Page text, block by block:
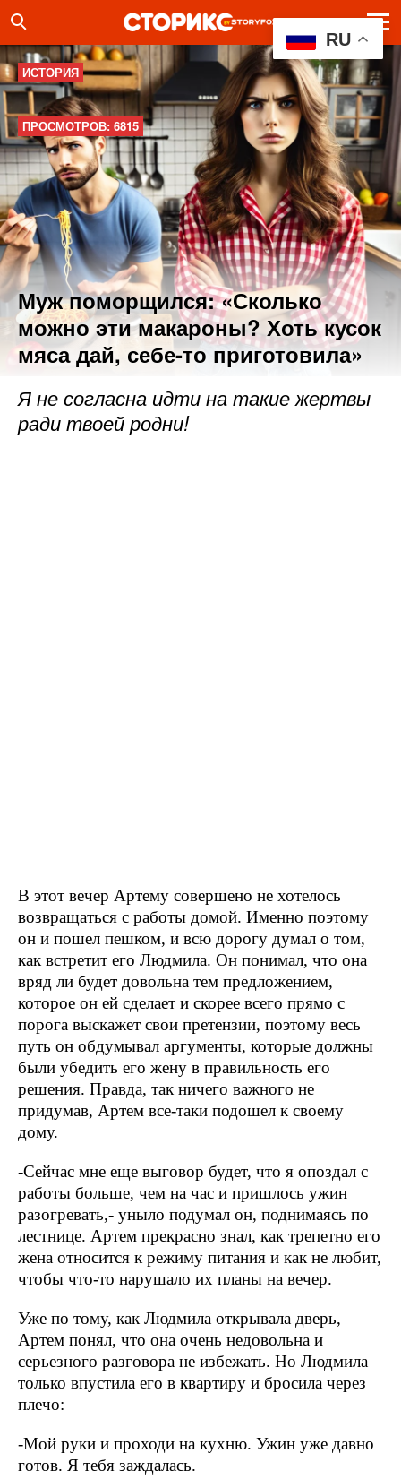
ИСТОРИЯ
ПРОСМОТРОВ: 6815
Муж поморщился: «Сколько
можно эти макароны? Хоть кусок
мяса дай, себе-то приготовила»
Я не согласна идти на такие жертвы
ради твоей родни!
В этот вечер Артему совершено не хотелось
возвращаться с работы домой. Именно поэтому
он и пошел пешком, и всю дорогу думал о том,
как встретит его Людмила. Он понимал, что она
вряд ли будет довольна тем предложением,
которое он ей сделает и скорее всего прямо с
порога выскажет свои претензии, поэтому весь
путь он обдумывал аргументы, которые должны
были убедить его жену в правильность его
решения. Правда, так ничего важного не
придумав, Артем все-таки подошел к своему
дому.
-Сейчас мне еще выговор будет, что я опоздал с
работы больше, чем на час и пришлось ужин
разогревать,- уныло подумал он, поднимаясь по
лестнице. Артем прекрасно знал, как трепетно его
жена относится к режиму питания и как не любит,
чтобы что-то нарушало их планы на вечер.
Уже по тому, как Людмила открывала дверь,
Артем понял, что она очень недовольна и
серьезного разговора не избежать. Но Людмила
только впустила его в квартиру и бросила через
плечо:
-Мой руки и проходи на кухню. Ужин уже давно
готов. Я тебя заждалась.
RU